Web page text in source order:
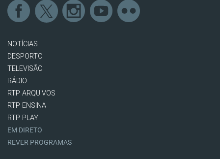
NOTÍCIAS
DESPORTO
TELEVISÃO
RÁDIO
RTP ARQUIVOS
RTP ENSINA
RTP PLAY
EM DIRETO
REVER PROGRAMAS